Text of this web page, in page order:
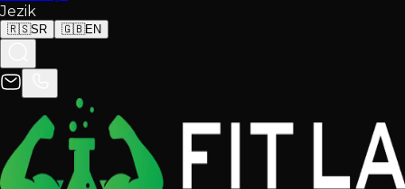
Jezik
🇷🇸SR 🇬🇧EN